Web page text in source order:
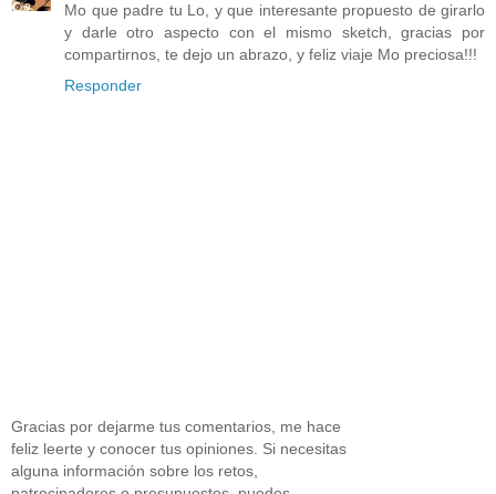
Mo que padre tu Lo, y que interesante propuesto de girarlo
y darle otro aspecto con el mismo sketch, gracias por
compartirnos, te dejo un abrazo, y feliz viaje Mo preciosa!!!
Responder
Gracias por dejarme tus comentarios, me hace
feliz leerte y conocer tus opiniones. Si necesitas
alguna información sobre los retos,